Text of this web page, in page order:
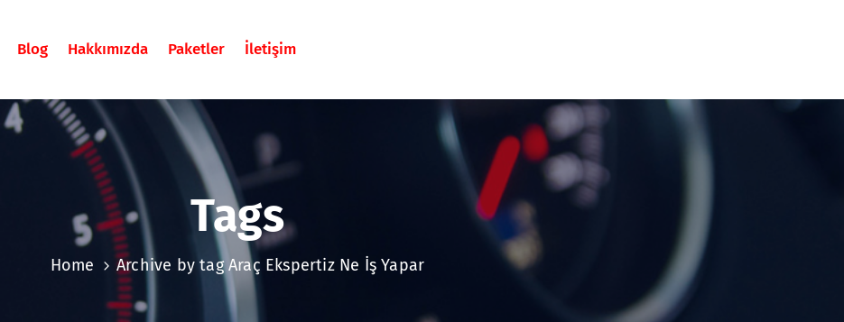
Blog Hakkımızda Paketler İletişim
Tags
Home Archive by tag Araç Ekspertiz Ne İş Yapar